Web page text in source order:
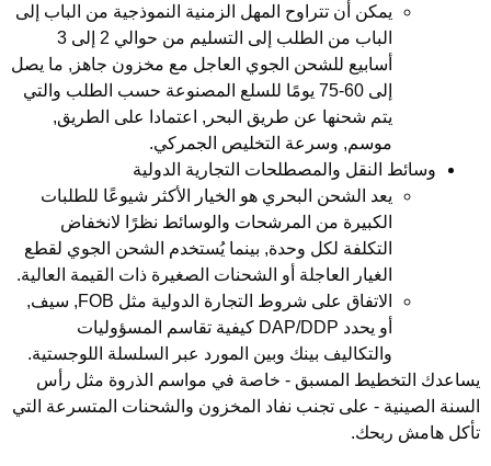
يمكن أن تتراوح المهل الزمنية النموذجية من الباب إلى
الباب من الطلب إلى التسليم من حوالي 2 إلى 3
أسابيع للشحن الجوي العاجل مع مخزون جاهز, ما يصل
إلى 60-75 يومًا للسلع المصنوعة حسب الطلب والتي
يتم شحنها عن طريق البحر, اعتمادا على الطريق,
موسم, وسرعة التخليص الجمركي.
وسائط النقل والمصطلحات التجارية الدولية
يعد الشحن البحري هو الخيار الأكثر شيوعًا للطلبات
الكبيرة من المرشحات والوسائط نظرًا لانخفاض
التكلفة لكل وحدة, بينما يُستخدم الشحن الجوي لقطع
الغيار العاجلة أو الشحنات الصغيرة ذات القيمة العالية.
الاتفاق على شروط التجارة الدولية مثل FOB, سيف,
أو يحدد DAP/DDP كيفية تقاسم المسؤوليات
والتكاليف بينك وبين المورد عبر السلسلة اللوجستية.
التخطيط المسبق - خاصة في مواسم الذروة مثل رأس
الصينية - على تجنب نفاد المخزون والشحنات المتسرعة التي
هامش ربحك.